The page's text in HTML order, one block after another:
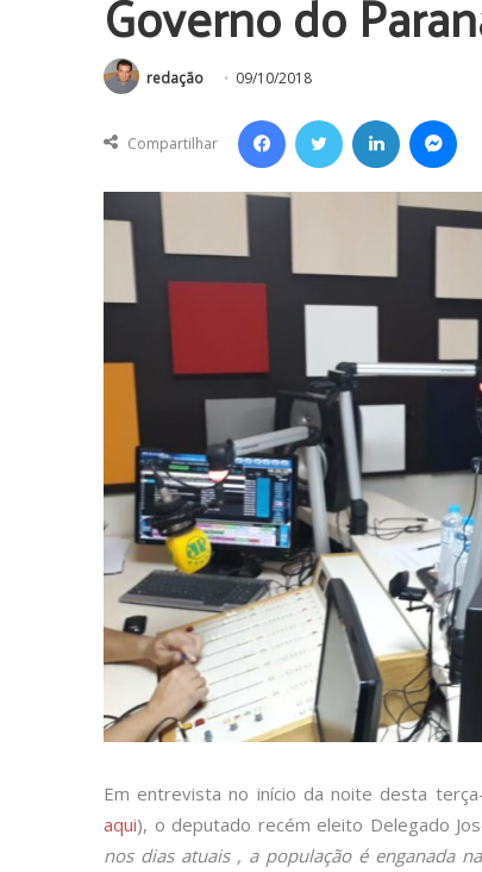
redação 09/10/2018
Compartilhar
Em entrevista no início da noite desta
aqui), o deputado recém eleito Delegado
nos dias atuais , a população é enganada